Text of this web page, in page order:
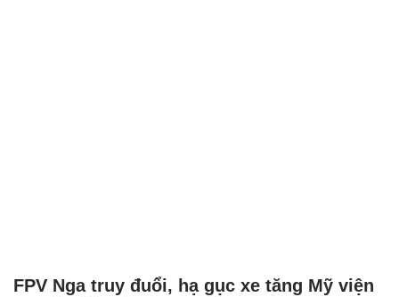
FPV Nga truy đuổi, hạ gục xe tăng Mỹ viện